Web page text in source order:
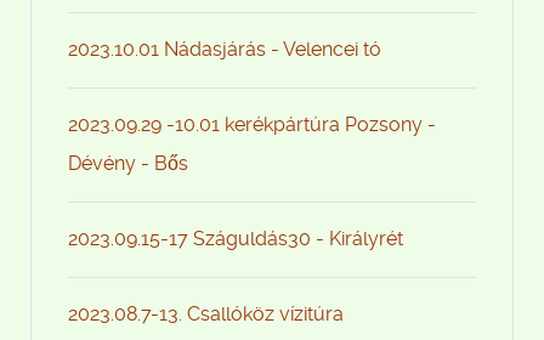
2023.10.01 Nádasjárás - Velencei tó
2023.09.29 -10.01 kerékpártúra Pozsony -
Dévény - Bős
2023.09.15-17 Száguldás30 - Királyrét
2023.08.7-13. Csallóköz vízitúra